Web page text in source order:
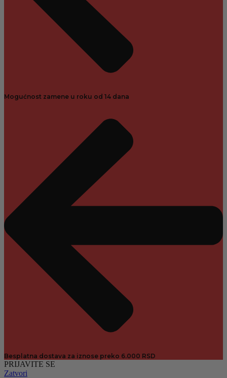
Mogućnost zamene u roku od 14 dana
Besplatna dostava za iznose preko 6.000 RSD
PRIJAVITE SE
Zatvori